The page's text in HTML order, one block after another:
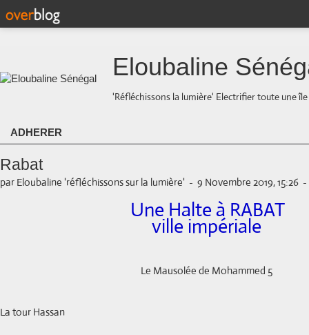
Eloubaline
'Réfléchissons la lumière' Electrifier toute une
ADHERER
Rabat
par Eloubaline 'réfléchissons sur la lumière' - 9 Novembre 2019, 15:26 -
Une Halte à RABAT
ville impériale
Le Mausolée de Mohammed 5
La tour Hassan